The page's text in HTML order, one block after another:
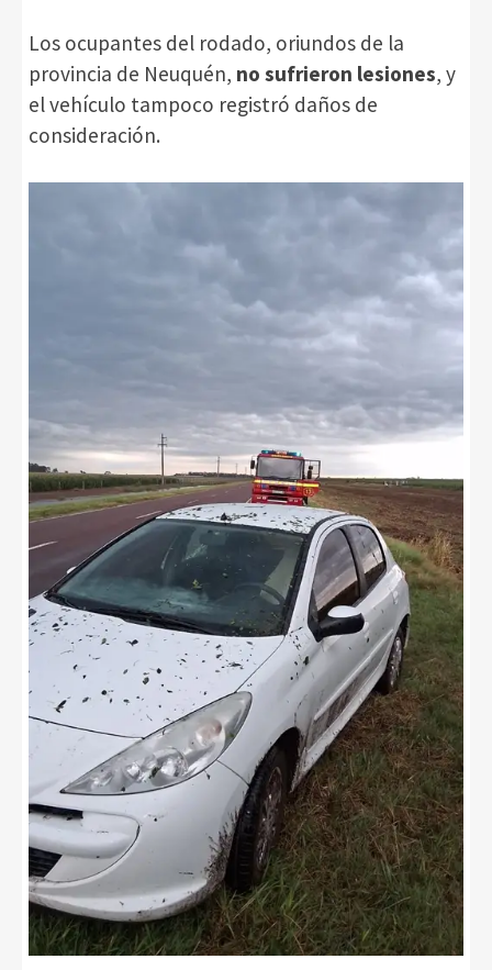
Los ocupantes del rodado, oriundos de la
provincia de Neuquén, no sufrieron lesiones, y
el vehículo tampoco registró daños de
consideración.